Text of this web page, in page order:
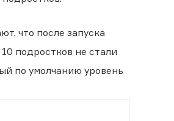
что после запуска
подростков не стали
по умолчанию уровень